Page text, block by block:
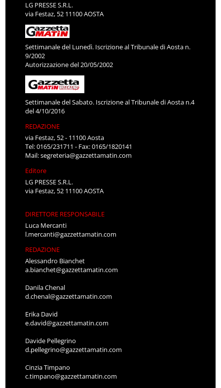
LG PRESSE S.R.L.
via Festaz, 52 11100 AOSTA
Settimanale del Lunedì. Iscrizione al Tribunale di Aosta n.
9/2002
Autorizzazione del 20/05/2002
Settimanale del Sabato. Iscrizione al Tribunale di Aosta n.4
del 4/10/2016
REDAZIONE
via Festaz, 52 - 11100 Aosta
Tel: 0165/231711 - Fax: 0165/1820141
Mail:segreteria@gazzettamatin.com
Editore
LG PRESSE S.R.L.
via Festaz, 52 11100 AOSTA
DIRETTORE RESPONSABILE
Luca Mercanti
l.mercanti@gazzettamatin.com
REDAZIONE
Alessandro Bianchet
a.bianchet@gazzettamatin.com
Danila Chenal
d.chenal@gazzettamatin.com
Erika David
e.david@gazzettamatin.com
Davide Pellegrino
d.pellegrino@gazzettamatin.com
Cinzia Timpano
c.timpano@gazzettamatin.com